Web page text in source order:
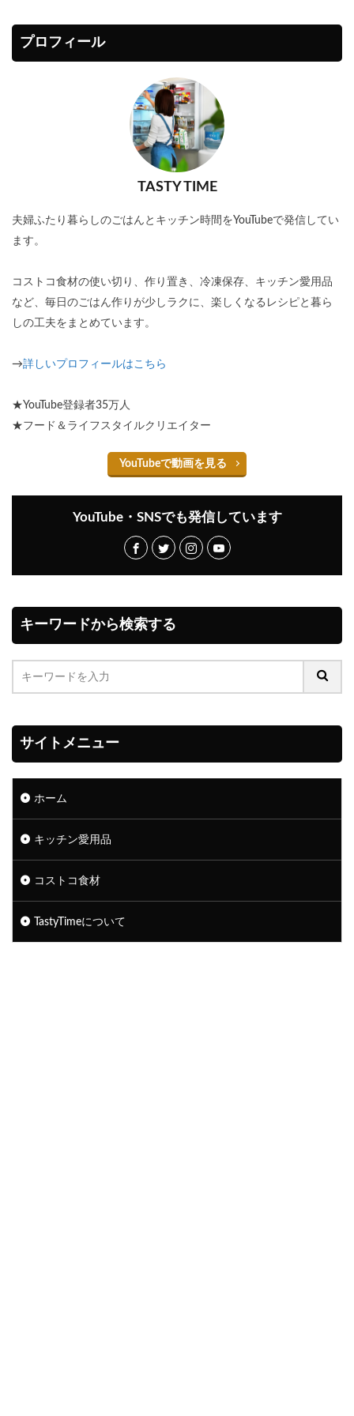
プロフィール
TASTY TIME
夫婦ふたり暮らしのごはんとキッチン時間をYouTubeで発信してい
ます。
コストコ食材の使い切り、作り置き、冷凍保存、キッチン愛用品
など、毎日のごはん作りが少しラクに、楽しくなるレシピと暮ら
しの工夫をまとめています。
→詳しいプロフィールはこちら
★YouTube登録者35万人
★フード＆ライフスタイルクリエイター
YouTubeで動画を見る
YouTube・SNSでも発信しています
キーワードから検索する
サイトメニュー
ホーム
キッチン愛用品
コストコ食材
TastyTimeについて